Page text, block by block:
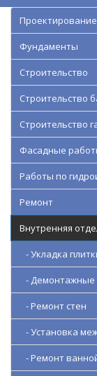
Проектирование
Фундаменты
Строительство
Строительство
Строительство
Фасадные
Работы по
Ремонт
Внутренняя
- Укладка
- Демонтажные
- Ремонт стен
- Установка
- Ремонт